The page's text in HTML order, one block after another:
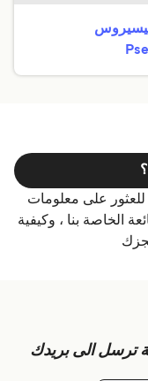
على معلومات
الخاصة بنا ، وكيفية
الى بريدك